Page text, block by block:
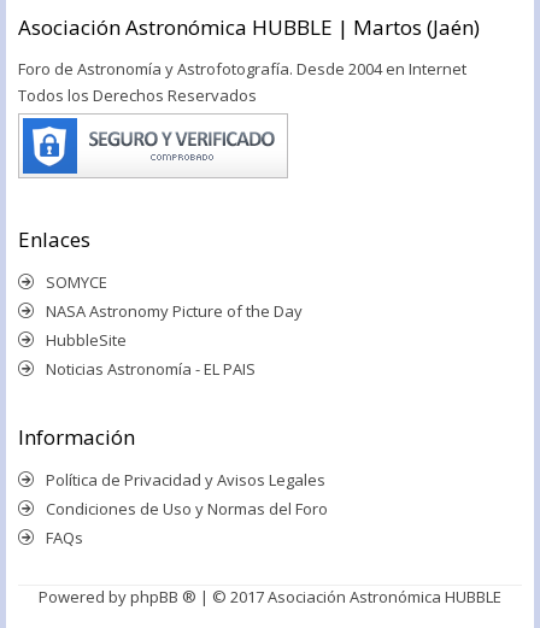
Asociación Astronómica HUBBLE | Martos (Jaén)
Foro de Astronomía y Astrofotografía. Desde 2004 en Internet
Todos los Derechos Reservados
Enlaces
SOMYCE
NASA Astronomy Picture of the Day
HubbleSite
Noticias Astronomía - EL PAIS
Información
Política de Privacidad y Avisos Legales
Condiciones de Uso y Normas del Foro
FAQs
Powered byphpBB ® | © 2017 Asociación Astronómica HUBBLE